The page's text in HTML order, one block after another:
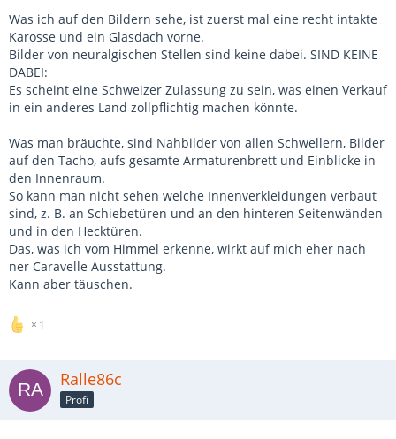
Was ich auf den Bildern sehe, ist zuerst mal eine recht intakte
Karosse und ein Glasdach vorne.
Bilder von neuralgischen Stellen sind keine dabei. SIND KEINE
DABEI:
Es scheint eine Schweizer Zulassung zu sein, was einen Verkauf
in ein anderes Land zollpflichtig machen könnte.
Was man bräuchte, sind Nahbilder von allen Schwellern, Bilder
auf den Tacho, aufs gesamte Armaturenbrett und Einblicke in
den Innenraum.
So kann man nicht sehen welche Innenverkleidungen verbaut
sind, z. B. an Schiebetüren und an den hinteren Seitenwänden
und in den Hecktüren.
Das, was ich vom Himmel erkenne, wirkt auf mich eher nach
ner Caravelle Ausstattung.
Kann aber täuschen.
1
Ralle86c
Profi